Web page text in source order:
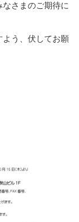
さまのご期待に
よう、伏してお願